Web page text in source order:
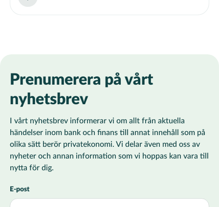
Prenumerera på vårt
nyhetsbrev
I vårt nyhetsbrev informerar vi om allt från aktuella
händelser inom bank och finans till annat innehåll som på
olika sätt berör privatekonomi. Vi delar även med oss av
nyheter och annan information som vi hoppas kan vara till
nytta för dig.
E-post